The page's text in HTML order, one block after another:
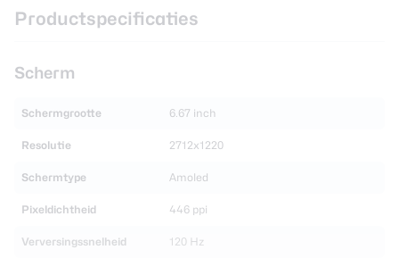
Productspecificaties
Scherm
Schermgrootte 6.67 inch
Resolutie 2712x1220
Schermtype Amoled
Pixeldichtheid 446 ppi
Verversingssnelheid 120 Hz